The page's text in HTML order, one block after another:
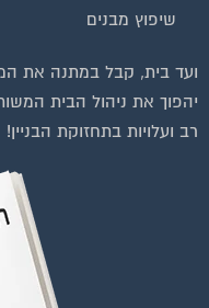
שיפוץ מבנים
ועד בית, קבל במתנה את
יהפוך את ניהול הבית
רב ועלויות בתחזוקת הבניין!
לחצו על התמונה או על הכפתור
הקבוצה
לחץ למעבר לקבוצה